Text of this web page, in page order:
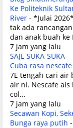
Ke Politeknik
River - *Julai
tak ada
dan anak buah ke
7 jam yang lalu
SAJE SUKA-SUKA
Cuba rasa
7E tengah cari air
air ni. Nescafe
col...
7 jam yang lalu
Secawan Kopi,
Bunga raya putih -